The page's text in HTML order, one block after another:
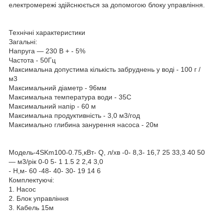
електромережі здійснюється за допомогою блоку управління.
Технічні характеристики
Загальні:
Напруга — 230 В + - 5%
Частота - 50Гц
Максимальна допустима кількість забруднень у воді - 100 г /
м3
Максимальний діаметр - 96мм
Максимальна температура води - 35С
Максимальний напір - 60 м
Максимальна продуктивність - 3,0 м3/год
Максимально глибина занурення насоса - 20м
Модель-4SKm100-0.75,кВт- Q, л/хв -0- 8,3- 16,7 25 33,3 40 50
— м3/рік 0-0 5- 1 1.5 2 2,4 3,0
- Н,м- 60 -48- 40- 30- 19 14 6
Комплектуючі:
1. Насос
2. Блок управління
3. Кабель 15м